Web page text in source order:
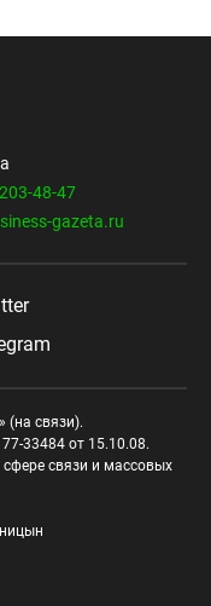
48-47
gazeta.ru
(на связи).
33484 от 15.10.08.
связи и массовых